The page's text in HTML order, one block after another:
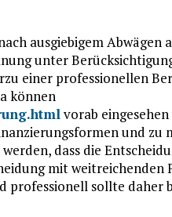
ausgiebigem Abwägen
unter
einer professionellen
können
vorab
und zu
dass die
mit weitreichenden
professionell sollte daher